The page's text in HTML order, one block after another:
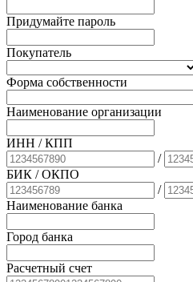
Придумайте пароль
Покупатель
Форма собственности
Наименование организации
ИНН / КПП
/
БИК / ОКПО
/
Наименование банка
Город банка
Расчетный счет